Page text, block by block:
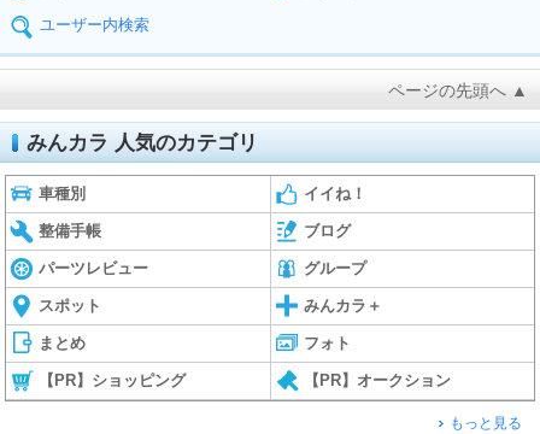
ユーザー内検索
ページの先頭へ ▲
みんカラ 人気のカテゴリ
車種別 イイね！
整備手帳 ブログ
パーツレビュー グループ
スポット みんカラ＋
まとめ フォト
【PR】ショッピング 【PR】オークション
もっと見る